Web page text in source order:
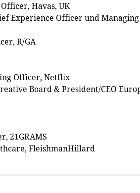
Havas, UK
Experience Officer und Managing
R/GA
Officer, Netflix
Board & President/CEO
21GRAMS
FleishmanHillard
APAC